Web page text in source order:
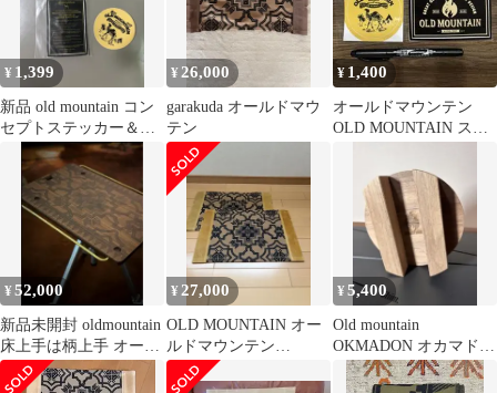
¥ 1,399
新品 old mountain コン
セプトステッカー＆ス
テッカー
¥ 26,000
garakuda オールドマウ
テン
¥ 1,400
オールドマウンテン
OLD MOUNTAIN ステ
¥52,000
新品未開封 oldmountain
床上手は柄上手 オール
ドマウンテン
¥27,000
OLD MOUNTAIN オー
ルドマウンテン
GARAKUDA
¥5,400
Old mountain
OKMADON オカマドン
ウォルナット